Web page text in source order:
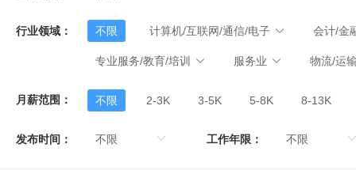
行业领域： 不限 计算机/互联网/通信/电子 会计/金
专业服务/教育/培训 服务业 物流/运
月薪范围： 不限 2-3K 3-5K 5-8K 8-13K
发布时间： 工作年限：